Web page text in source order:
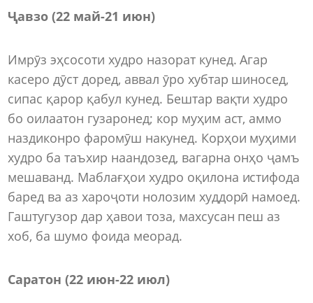
Ҷавзо (22 май-21 июн)
Имрӯз эҳсосоти худро назорат кунед. Агар
касеро дӯст доред, аввал ӯро хубтар шиносед,
сипас қарор қабул кунед. Бештар вақти худро
бо оилаатон гузаронед; кор муҳим аст, аммо
наздиконро фаромӯш накунед. Корҳои муҳими
худро ба таъхир наандозед, вагарна онҳо ҷамъ
мешаванд. Маблағҳои худро оқилона истифода
баред ва аз хароҷоти нолозим худдорӣ намоед.
Гаштугузор дар ҳавои тоза, махсусан пеш аз
хоб, ба шумо фоида меорад.
Саратон (22 июн-22 июл)